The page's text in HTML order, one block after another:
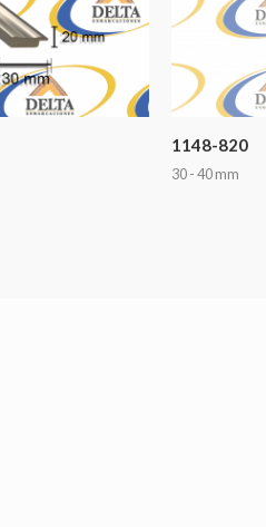
1148-820
30 - 40 mm